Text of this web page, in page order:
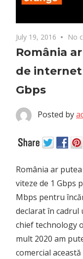
July 19, 2016 No
România
de internet
Gbps
Posted by
România ar
viteze de 1 Gbps
Mbps pentru
declarat în cadrul
chief technology
mult 2020 am
comercial